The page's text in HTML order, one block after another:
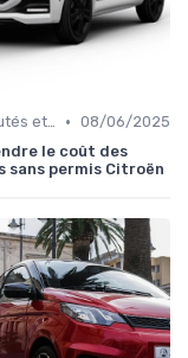
Nouveautés et Tendances • 08/06/2025
le coût des
sans permis Citroën